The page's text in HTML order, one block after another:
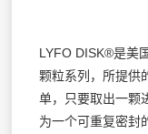
LYFO DISK®是美
颗粒系列，所提供
单，只要取出一颗
为一个可重复密封